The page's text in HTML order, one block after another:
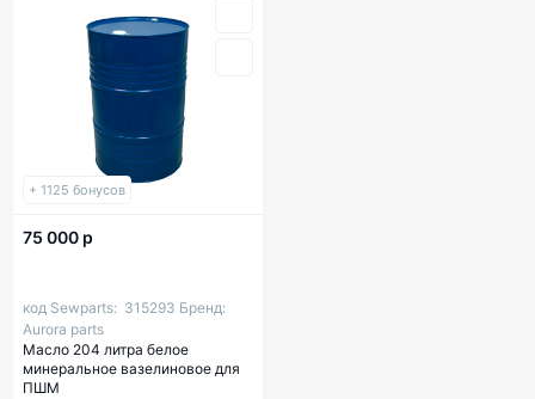
+ 1125 бонусов
75 000 р
код Sewparts: 315293 Бренд:
Aurora parts
Масло 204 литра белое
минеральное вазелиновое для
ПШМ